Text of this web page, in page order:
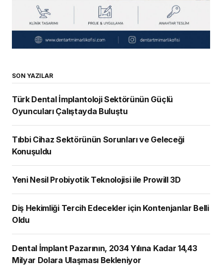
SON YAZILAR
Türk Dental İmplantoloji Sektörünün Güçlü
Oyuncuları Çalıştayda Buluştu
Tıbbi Cihaz Sektörünün Sorunları ve Geleceği
Konuşuldu
Yeni Nesil Probiyotik Teknolojisi ile Prowill 3D
Diş Hekimliği Tercih Edecekler için Kontenjanlar Belli
Oldu
Dental İmplant Pazarının, 2034 Yılına Kadar 14,43
Milyar Dolara Ulaşması Bekleniyor